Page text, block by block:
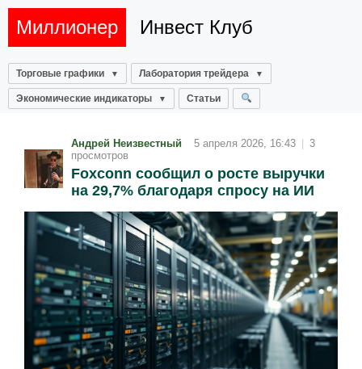
Миллионер Инвест Клуб
Торговые графики Лаборатория трейдера
Экономические индикаторы Статьи
Андрей Неизвестный 5 апреля 2026, 16:43
3
просмотров
Foxconn сообщил о росте выручки
на 29,7% благодаря спросу на ИИ